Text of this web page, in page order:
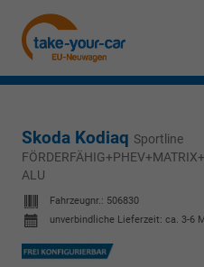
Skoda Kodiaq Sportline
ALU
Fahrzeugnr.: 506830
unverbindliche Lieferzeit: ca. 3-6